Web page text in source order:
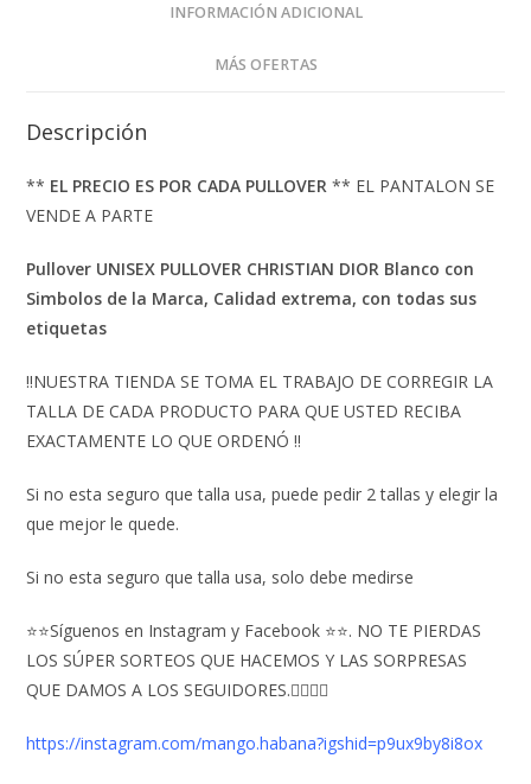
INFORMACIÓN ADICIONAL
MÁS OFERTAS
Descripción
** EL PRECIO ES POR CADA PULLOVER ** EL PANTALON SE
VENDE A PARTE
Pullover UNISEX PULLOVER CHRISTIAN DIOR Blanco con
Simbolos de la Marca, Calidad extrema, con todas sus
etiquetas
‼️NUESTRA TIENDA SE TOMA EL TRABAJO DE CORREGIR LA
TALLA DE CADA PRODUCTO PARA QUE USTED RECIBA
EXACTAMENTE LO QUE ORDENÓ ‼️
Si no esta seguro que talla usa, puede pedir 2 tallas y elegir la
que mejor le quede.
Si no esta seguro que talla usa, solo debe medirse
⭐⭐Síguenos en Instagram y Facebook ⭐⭐. NO TE PIERDAS
LOS SÚPER SORTEOS QUE HACEMOS Y LAS SORPRESAS
QUE DAMOS A LOS SEGUIDORES.👇🏻👇🏻
https://instagram.com/mango.habana?igshid=p9ux9by8i8ox